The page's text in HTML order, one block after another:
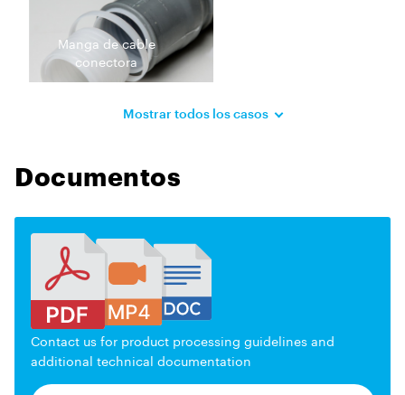
Manga de cable
conectora
Mostrar todos los casos
Documentos
Contact us for product processing guidelines and
additional technical documentation